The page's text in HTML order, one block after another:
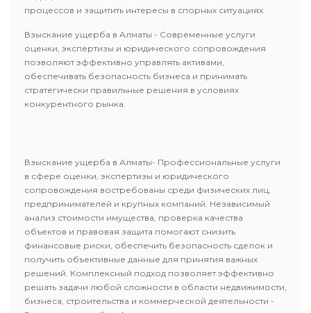
процессов и защитить интересы в спорных ситуациях.
Взыскание ущерба в Алматы - Современные услуги
оценки, экспертизы и юридического сопровождения
позволяют эффективно управлять активами,
обеспечивать безопасность бизнеса и принимать
стратегически правильные решения в условиях
конкурентного рынка.
Взыскание ущерба в Алматы- Профессиональные услуги
в сфере оценки, экспертизы и юридического
сопровождения востребованы среди физических лиц,
предпринимателей и крупных компаний. Независимый
анализ стоимости имущества, проверка качества
объектов и правовая защита помогают снизить
финансовые риски, обеспечить безопасность сделок и
получить объективные данные для принятия важных
решений. Комплексный подход позволяет эффективно
решать задачи любой сложности в области недвижимости,
бизнеса, строительства и коммерческой деятельности -